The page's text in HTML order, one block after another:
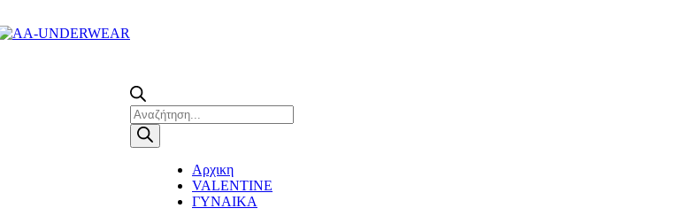
Products
search
Αρχικη
VALENTINE
ΓΥΝΑΙΚΑ